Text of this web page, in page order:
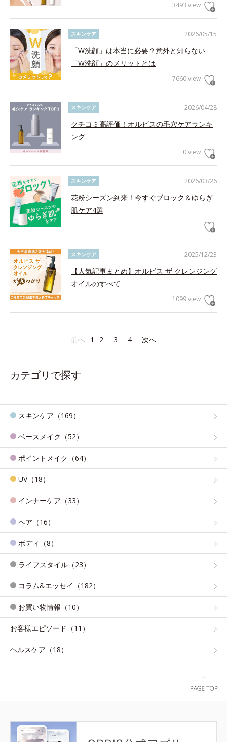
3493 view
2026/05/15
スキンケア
「W洗顔」は本当に必要？意外と知らない
「W洗顔」のメリットとは
7660 view
2026/04/28
スキンケア
クチコミ高評価！オルビスの毛穴ケアランキ
ング
0 view
2026/03/26
スキンケア
花粉シーズン到来！今すぐブロック＆ゆらぎ
肌ケア4選
2025/12/23
スキンケア
【人気記事まとめ】オルビス ザ クレンジング
オイルのすべて
1099 view
前へ 1 2 3 4 次へ
カテゴリで探す
スキンケア（169）
ベースメイク（52）
ポイントメイク（64）
UV（18）
インナーケア（33）
ヘア（16）
ボディ（8）
ライフスタイル（23）
コラム&エッセイ（182）
お買い物情報（10）
お客様エピソード（11）
ヘルスケア（18）